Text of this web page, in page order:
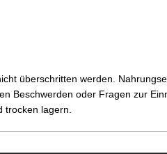
überschritten werden.
Beschwerden oder Fragen zur
trocken lagern.